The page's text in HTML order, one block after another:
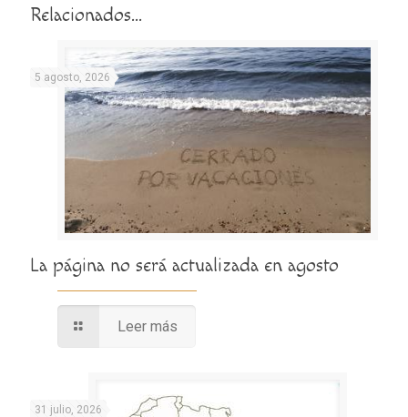
Relacionados...
5 agosto, 2026
La página no será actualizada en agosto
Leer más
31 julio, 2026